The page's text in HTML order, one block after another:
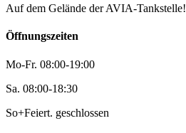
Auf dem Gelände der AVIA-Tankstelle!
Öffnungszeiten
Mo-Fr. 08:00-19:00
Sa. 08:00-18:30
So+Feiert. geschlossen